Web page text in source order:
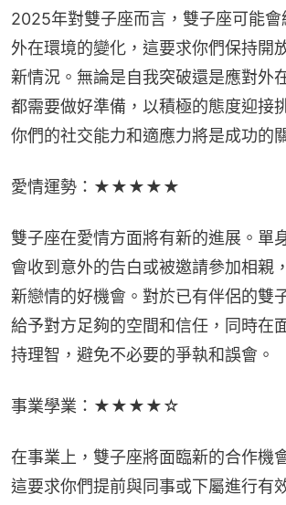
2025年對雙子座而言，雙子座可能會
外在環境的變化，這要求你們保持開
新情況。無論是自我突破還是應對外
都需要做好準備，以積極的態度迎接
你們的社交能力和適應力將是成功的
愛情運勢：★★★★★
雙子座在愛情方面將有新的進展。單
會收到意外的告白或被邀請參加相親
新戀情的好機會。對於已有伴侶的雙
給予對方足夠的空間和信任，同時在
持理智，避免不必要的爭執和誤會。
事業學業：★★★★☆
在事業上，雙子座將面臨新的合作機
這要求你們提前與同事或下屬進行有